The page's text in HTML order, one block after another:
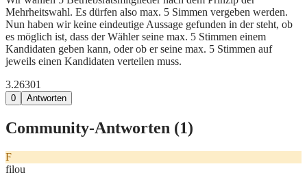
Mehrheitswahl. Es dürfen also max. 5 Simmen vergeben werden.
Nun haben wir keine eindeutige Aussage gefunden in der steht, ob
es möglich ist, dass der Wähler seine max. 5 Stimmen einem
Kandidaten geben kann, oder ob er seine max. 5 Stimmen auf
jeweils einen Kandidaten verteilen muss.
3.26301
0 Antworten
Community-Antworten (1)
F
filou